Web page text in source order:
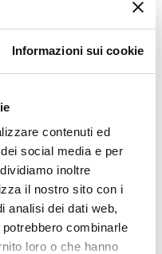
Informazioni sui cookie
contenuti ed
social media e per
inoltre
il nostro sito con i
analisi dei dati web,
combinarle
loro o che hanno
mbar
Mostra Copia